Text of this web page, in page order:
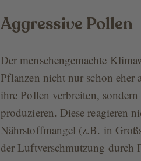
Aggressive Pollen
Der menschengemachte
Pflanzen nicht nur schon eher
ihre Pollen verbreiten,
produzieren. Diese reagieren
Nährstoffmangel (z.B. in
der Luftverschmutzung durch